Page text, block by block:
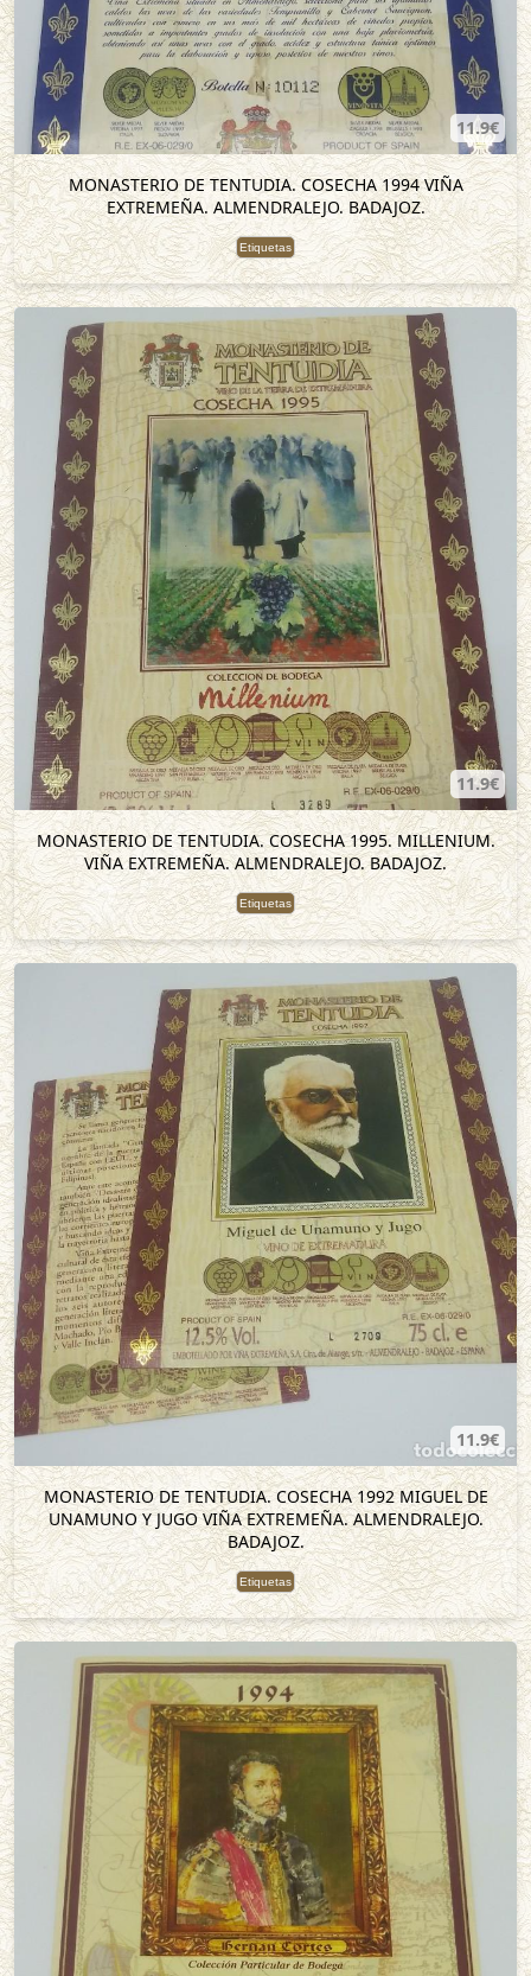
11.9€
MONASTERIO DE TENTUDIA. COSECHA 1994 VIÑA
EXTREMEÑA. ALMENDRALEJO. BADAJOZ.
Etiquetas
11.9€
MONASTERIO DE TENTUDIA. COSECHA 1995. MILLENIUM.
VIÑA EXTREMEÑA. ALMENDRALEJO. BADAJOZ.
Etiquetas
11.9€
MONASTERIO DE TENTUDIA. COSECHA 1992 MIGUEL DE
UNAMUNO Y JUGO VIÑA EXTREMEÑA. ALMENDRALEJO.
BADAJOZ.
Etiquetas